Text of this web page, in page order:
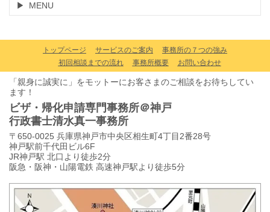
MENU
トップページ サービスのご案内
事務所の７つの強み
初回相談までの流れ
事務所概要 お問い合わせ
「親身に誠実に」をモットーにお客さまのご相談をお待ちしてい
ます！
ビザ・帰化申請専門事務所＠神戸
行政書士清水真一事務所
〒650-0025 兵庫県神戸市中央区相生町4丁目2番28号
神戸駅前千代田ビル6F
JR神戸駅 北口より徒歩2分
阪急・阪神・山陽電鉄 高速神戸駅より徒歩5分